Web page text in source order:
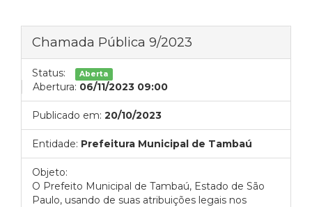
Chamada Pública 9/2023
Status: Aberta
Abertura: 06/11/2023 09:00
Publicado em: 20/10/2023
Entidade: Prefeitura Municipal de Tambaú
Objeto:
O Prefeito Municipal de Tambaú, Estado de São
Paulo, usando de suas atribuições legais nos